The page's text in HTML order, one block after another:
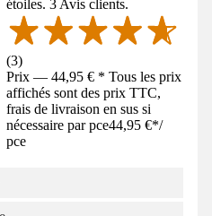
étoiles. 3 Avis clients.
(3)
Prix — 44,95 € * Tous les prix
affichés sont des prix TTC,
frais de livraison en sus si
nécessaire par pce44,95 €*/
pce